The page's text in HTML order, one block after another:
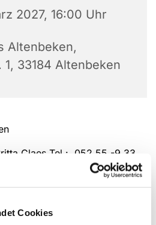
Cookies
2027, 16:00 Uhr
Altenbeken,
33184 Altenbeken
Claes Tel.: 052 55 -9 33